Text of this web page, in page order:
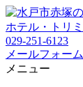
029-251-6123
メールフォーム
メニュー